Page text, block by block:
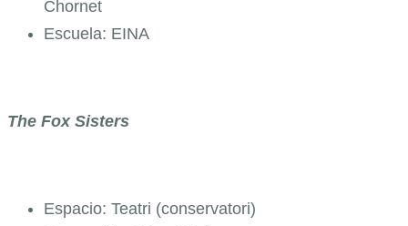
Chornet
Escuela: EINA
The Fox Sisters
Espacio: Teatri (conservatori)